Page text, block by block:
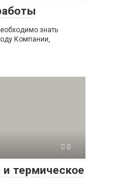
знать
Компании,
0
термическое